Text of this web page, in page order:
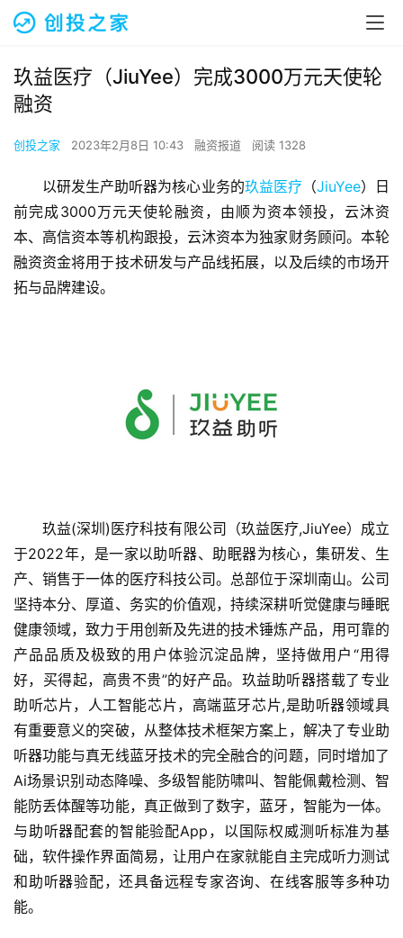
页
融
资
报
道
商
业
观
察
玖益医疗（JiuYee）完成3000万元天使轮
融资
创投之家 2023年2月8日 10:43 融资报道 阅读 1328
以研发生产助听器为核心业务的玖益医疗（JiuYee）日
前完成3000万元天使轮融资，由顺为资本领投，云沐资
本、高信资本等机构跟投，云沐资本为独家财务顾问。本轮
融资资金将用于技术研发与产品线拓展，以及后续的市场开
拓与品牌建设。
玖益(深圳)医疗科技有限公司（玖益医疗,JiuYee）成立
于2022年，是一家以助听器、助眠器为核心，集研发、生
产、销售于一体的医疗科技公司。总部位于深圳南山。公司
坚持本分、厚道、务实的价值观，持续深耕听觉健康与睡眠
健康领域，致力于用创新及先进的技术锤炼产品，用可靠的
产品品质及极致的用户体验沉淀品牌，坚持做用户“用得
好，买得起，高贵不贵”的好产品。玖益助听器搭载了专业
助听芯片，人工智能芯片，高端蓝牙芯片,是助听器领域具
有重要意义的突破，从整体技术框架方案上，解决了专业助
听器功能与真无线蓝牙技术的完全融合的问题，同时增加了
Ai场景识别动态降噪、多级智能防啸叫、智能佩戴检测、智
能防丢体醒等功能，真正做到了数字，蓝牙，智能为一体。
与助听器配套的智能验配App，以国际权威测听标准为基
础，软件操作界面简易，让用户在家就能自主完成听力测试
和助听器验配，还具备远程专家咨询、在线客服等多种功
能。